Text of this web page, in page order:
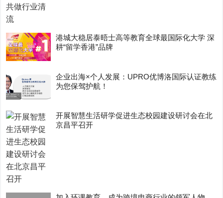
港城大稳居泰晤士高等教育全球最国际化大学 深
耕“留学香港”品牌
企业出海×个人发展：UPRO优博洛国际认证教练
为您保驾护航！
开展智慧生活研学促进生态校园建设研讨会在北
京昌平召开